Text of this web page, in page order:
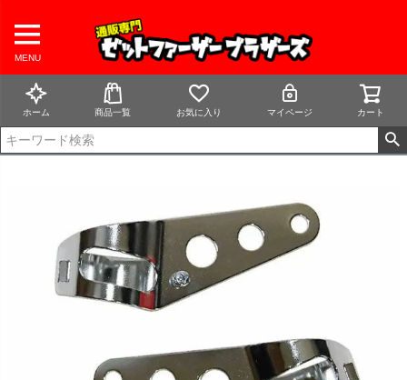
MENU
ホーム 商品一覧 お気に入り マイページ カート